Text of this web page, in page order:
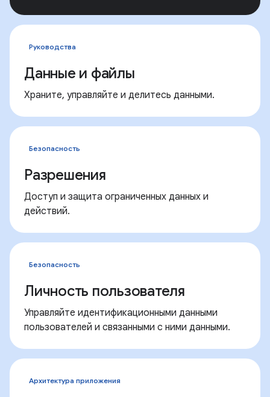
Руководства
Данные и файлы
Храните, управляйте и делитесь данными.
Безопасность
Разрешения
Доступ и защита ограниченных данных и
действий.
Безопасность
Личность пользователя
Управляйте идентификационными данными
пользователей и связанными с ними данными.
Архитектура приложения